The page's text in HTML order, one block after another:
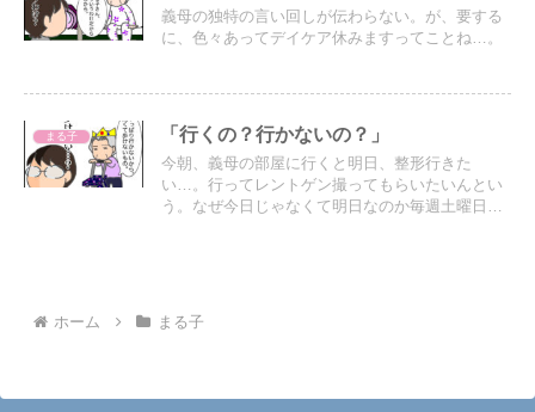
義母の独特の言い回しが伝わらない。が、要する
に、色々あってデイケア休みますってことね…。
まる子 「行くの？行かないの？」
今朝、義母の部屋に行くと明日、整形行きた
い…。行ってレントゲン撮ってもらいたいんとい
う。なぜ今日じゃなくて明日なのか毎週土曜日は
ホーム まる子